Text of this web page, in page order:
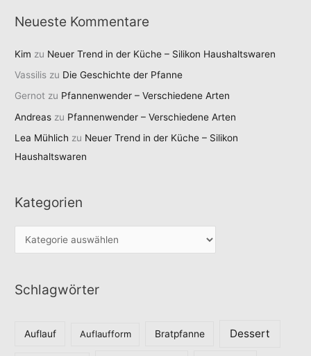
Neueste Kommentare
Kim zu Neuer Trend in der Küche – Silikon Haushaltswaren
Vassilis zu Die Geschichte der Pfanne
Gernot zu Pfannenwender – Verschiedene Arten
Andreas zu Pfannenwender – Verschiedene Arten
Lea Mühlich zu Neuer Trend in der Küche – Silikon
Haushaltswaren
Kategorien
a
e
Schlagwörter
Auflauf Auflaufform Bratpfanne Dessert